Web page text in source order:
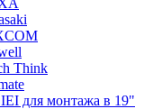
Think
для монтажа в 19"